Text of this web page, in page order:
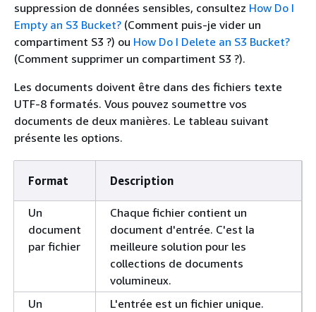
suppression de données sensibles, consultez How Do I
Empty an S3 Bucket? (Comment puis-je vider un
compartiment S3 ?) ou How Do I Delete an S3 Bucket?
(Comment supprimer un compartiment S3 ?).
Les documents doivent être dans des fichiers texte
UTF-8 formatés. Vous pouvez soumettre vos
documents de deux manières. Le tableau suivant
présente les options.
Format Description
Un
document
par fichier
Chaque fichier contient un
document d'entrée. C'est la
meilleure solution pour les
collections de documents
volumineux.
Un
L'entrée est un fichier unique.